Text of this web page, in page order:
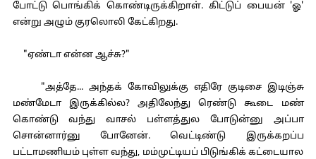
போட்டு பொங்கிக் கொண்டிருக்கிறாள். கிட்டுப் பையன் 'ஓ'
என்று அழும் குரலொலி கேட்கிறது.
"ஏண்டா என்ன ஆச்சு?"
"அத்தே... அந்தக் கோவிலுக்கு எதிரே குடிசை இடிஞ்சு
மண்மேடா இருக்கில்ல? அதிலேந்து ரெண்டு கூடை மண்
கொண்டு வந்து வாசல் பள்ளத்துல போடுன்னு அப்பா
சொன்னார்னு போனேன். வெட்டிண்டு இருக்கறப்ப
பட்டாமணியம் புள்ள வந்து, மம்முட்டியப் பிடுங்கிக் கட்டையால